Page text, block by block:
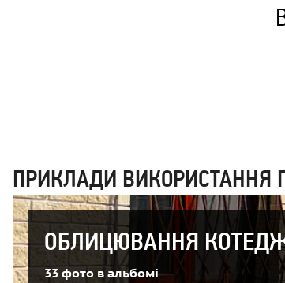
ПРИКЛАДИ ВИКОРИСТАННЯ
ОБЛИЦЮВАННЯ
33 фото в альбомі